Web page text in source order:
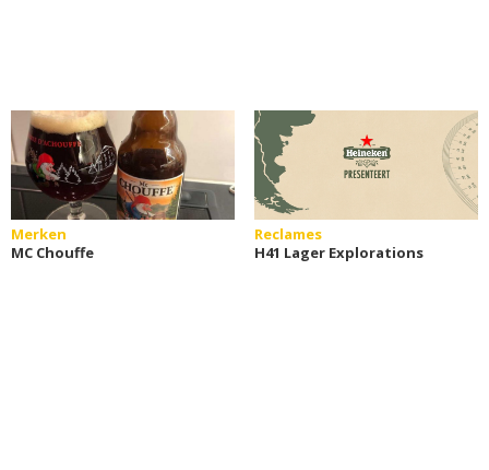
Merken
MC Chouffe
Reclames
H41 Lager Explorations